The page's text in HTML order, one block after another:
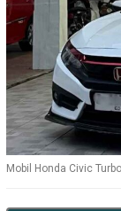
Mobil Honda Civic